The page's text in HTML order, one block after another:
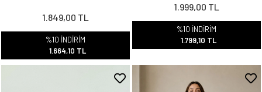
1.849,00 TL
%10 İNDİRİM
1.664,10 TL
1.999,00 TL
%10 İNDİRİM
1.799,10 TL